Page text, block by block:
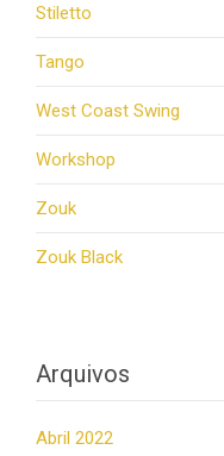
Stiletto
Tango
West Coast Swing
Workshop
Zouk
Zouk Black
Arquivos
Abril 2022